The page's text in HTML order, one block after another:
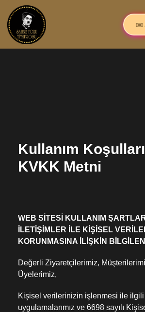
Kullanım
KVKK Metni
WEB SİTESİ KULLANIM
İLETİŞİMLER İLE KİŞİSEL
KORUNMASINA İLİŞKİN
Değerli Ziyaretçilerimiz,
Üyelerimiz,
Kişisel verilerinizin işlenmesi ile ilgili
uygulamalarımız ve 6698 sayılı